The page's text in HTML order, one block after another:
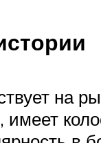
на
имеет